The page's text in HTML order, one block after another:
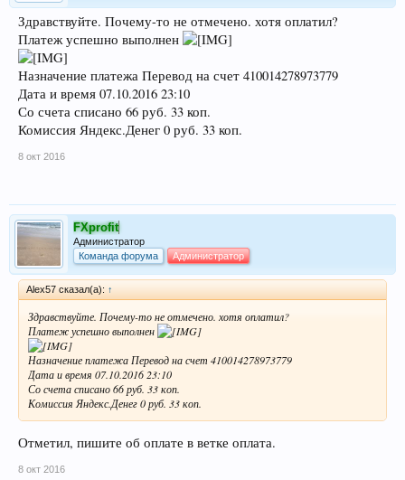
Здравствуйте. Почему-то не отмечено. хотя оплатил?
Платеж успешно выполнен
Назначение платежа Перевод на счет 410014278973779
Дата и время 07.10.2016 23:10
Со счета списано 66 руб. 33 коп.
Комиссия Яндекс.Денег 0 руб. 33 коп.
8 окт 2016
FXprofit
Администратор
Команда форума
Администратор
Alex57 сказал(а): ↑
Здравствуйте. Почему-то не отмечено. хотя оплатил?
Платеж успешно выполнен
Назначение платежа Перевод на счет 410014278973779
Дата и время 07.10.2016 23:10
Со счета списано 66 руб. 33 коп.
Комиссия Яндекс.Денег 0 руб. 33 коп.
Отметил, пишите об оплате в ветке оплата.
8 окт 2016